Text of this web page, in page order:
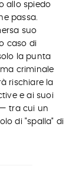
allo spiedo
passa.
suo
caso di
la punta
criminale
rischiare la
e ai suoi
tra cui un
di "spalla" di